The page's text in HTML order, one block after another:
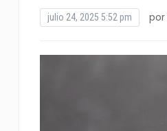
julio 24, 2025 5:52 pm por